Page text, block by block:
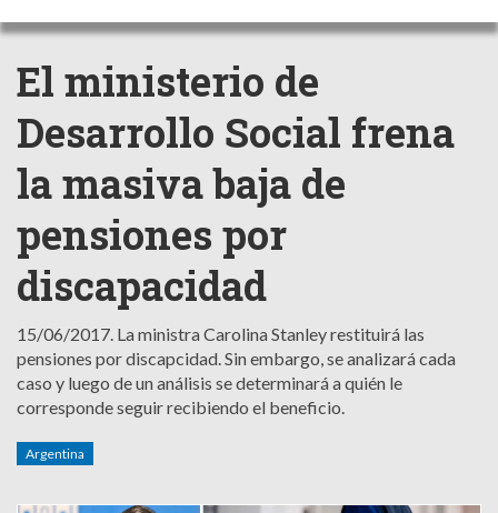
El ministerio de
Desarrollo Social frena
la masiva baja de
pensiones por
discapacidad
15/06/2017. La ministra Carolina Stanley restituirá las
pensiones por discapcidad. Sin embargo, se analizará cada
caso y luego de un análisis se determinará a quién le
corresponde seguir recibiendo el beneficio.
Argentina